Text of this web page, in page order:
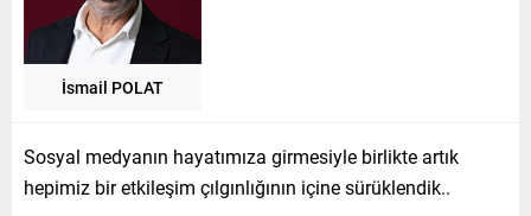
İsmail POLAT
Sosyal medyanın hayatımıza girmesiyle birlikte artık
hepimiz bir etkileşim çılgınlığının içine sürüklendik..